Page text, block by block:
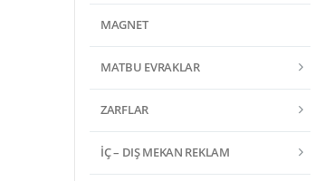
MAGNET
MATBU EVRAKLAR
ZARFLAR
İÇ – DIŞ MEKAN REKLAM